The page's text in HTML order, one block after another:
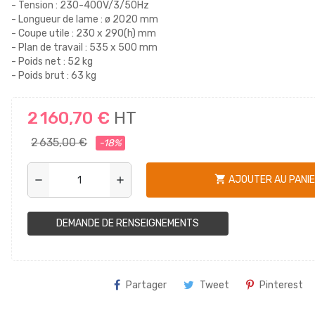
- Tension : 230-400V/3/50Hz
- Longueur de lame : ø 2020 mm
- Coupe utile : 230 x 290(h) mm
- Plan de travail : 535 x 500 mm
- Poids net : 52 kg
- Poids brut : 63 kg
2 160,70 € HT
2 635,00 € -18%
remove add shopping_cart AJOUTER AU
DEMANDE DE RENSEIGNEMENTS
Partager Tweet Pinterest